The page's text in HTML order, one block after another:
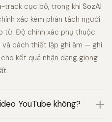
track cục bộ, trong khi SozAI
xác kèm phân tách người
từ. Độ chính xác phụ thuộc
cách thiết lập ghi âm — ghi
kết quả nhận dạng giọng
YouTube không?